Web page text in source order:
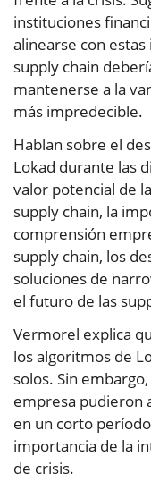
instituciones
alinearse con
supply chain
mantenerse a la
más impredecible.
Hablan sobre el
Lokad durante las
valor potencial de
supply chain, la
comprensión
supply chain, los
soluciones de
el futuro de las
Vermorel explica
los algoritmos de
solos. Sin
empresa pudieron
en un corto
importancia de la
de crisis.